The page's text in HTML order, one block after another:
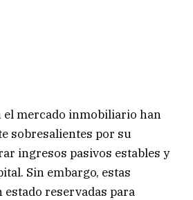
el mercado inmobiliario han
sobresalientes por su
ingresos pasivos estables y
Sin embargo, estas
reservadas para